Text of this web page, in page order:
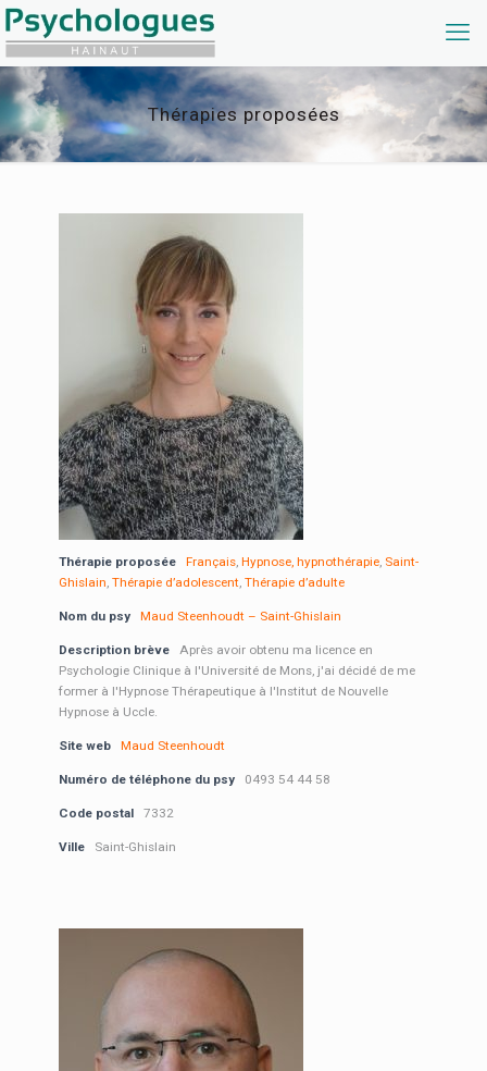
Thérapies proposées
Nom du psy Maud Steenhoudt – Saint-Ghislain
Thérapie proposée Français, Hypnose, hypnothérapie, Saint-
Ghislain, Thérapie d’adolescent, Thérapie d’adulte
Description brève
Après avoir obtenu ma licence en
Psychologie Clinique à l'Université de Mons, j'ai décidé de me
former à l'Hypnose Thérapeutique à l'Institut de Nouvelle
Hypnose à Uccle.
Site web Maud Steenhoudt
Numéro de téléphone du psy 0493 54 44 58
Code postal 7332
Ville Saint-Ghislain